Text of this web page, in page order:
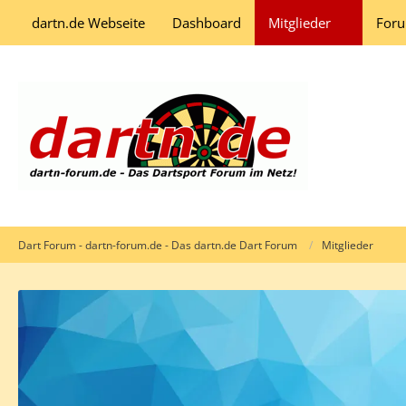
dartn.de Webseite Dashboard Mitglieder
Dart Forum - dartn-forum.de - Das dartn.de Dart Forum Mitglieder